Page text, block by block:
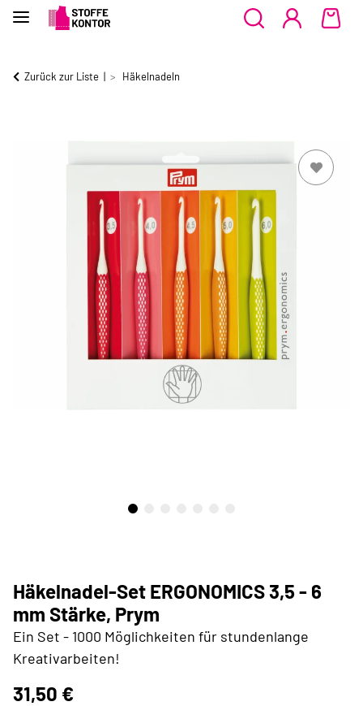
Zurück zur Liste Häkelnadeln
Häkelnadel-Set ERGONOMICS 3,5 - 6
mm Stärke, Prym
Ein Set - 1000 Möglichkeiten für stundenlange
Kreativarbeiten!
31,50 €